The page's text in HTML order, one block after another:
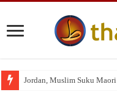
Jordan, Muslim Suku Maori